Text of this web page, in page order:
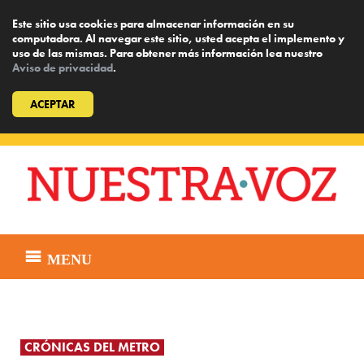
Este sitio usa cookies para almacenar información en su
computadora. Al navegar este sitio, usted acepta el implemento y
uso de las mismas. Para obtener más información lea nuestro
Aviso de privacidad.
ACEPTAR
content
MENU
CRÓNICAS DEL METRO